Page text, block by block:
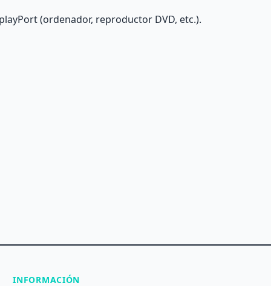
(ordenador, reproductor DVD, etc.).
INFORMACIÓN